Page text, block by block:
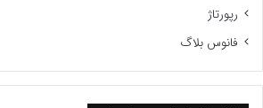
رپورتاژ
فانوس بلاگ